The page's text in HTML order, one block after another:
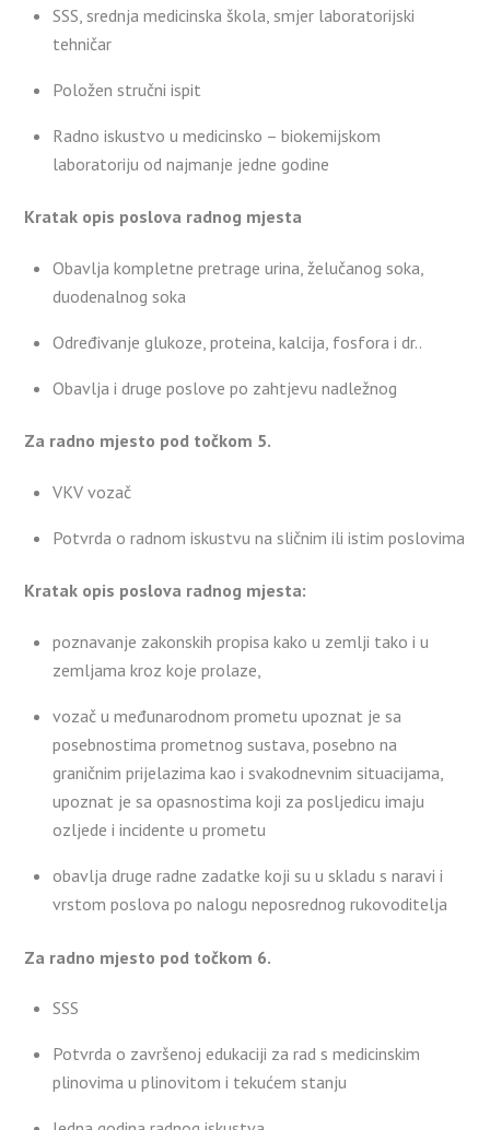
SSS, srednja medicinska škola, smjer laboratorijski
tehničar
Položen stručni ispit
Radno iskustvo u medicinsko – biokemijskom
laboratoriju od najmanje jedne godine
Kratak opis poslova radnog mjesta
Obavlja kompletne pretrage urina, želučanog soka,
duodenalnog soka
Određivanje glukoze, proteina, kalcija, fosfora i dr..
Obavlja i druge poslove po zahtjevu nadležnog
Za radno mjesto pod točkom 5.
VKV vozač
Potvrda o radnom iskustvu na sličnim ili istim poslovima
Kratak opis poslova radnog mjesta:
poznavanje zakonskih propisa kako u zemlji tako i u
zemljama kroz koje prolaze,
vozač u međunarodnom prometu upoznat je sa
posebnostima prometnog sustava, posebno na
graničnim prijelazima kao i svakodnevnim situacijama,
upoznat je sa opasnostima koji za posljedicu imaju
ozljede i incidente u prometu
obavlja druge radne zadatke koji su u skladu s naravi i
vrstom poslova po nalogu neposrednog rukovoditelja
Za radno mjesto pod točkom 6.
SSS
Potvrda o završenoj edukaciji za rad s medicinskim
plinovima u plinovitom i tekućem stanju